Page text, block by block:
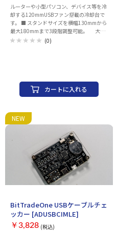
ルーターや小型パソコン、デバイス等を冷
却する120mmUSBファン搭載の冷却台で
す。 ■ スタンドサイズを横幅130mmから
最大180mmまで3段階調整可能。 大型
から小型まで様々なサイズのルーターやデ
120mmUSBファンを採用。 ケーブルを
延長することで1.5ｍのロングケーブルを
タ延長部は接着しているため取り外すこと
はできません。 ■ 中空ベアリング(改良型
めることで漏れや異物の混入を 防ぎま
す。低ノイズ･低振動を実現し、静音性と
耐久性の向上に貢献しています。 ■ 片面
用にファンガードを搭載し、ケーブルなど
の巻き込みを防止します。 ■ ゴム足はネ
ジ固定式に変更し、耐久性が向上しており
ます。 ■ スタンド部品は自社工場にて手
(0)
カートに入れる
NEW
BitTradeOne USBケーブルチェ
ッカー [ADUSBCIMLE]
￥3,828 (税込)